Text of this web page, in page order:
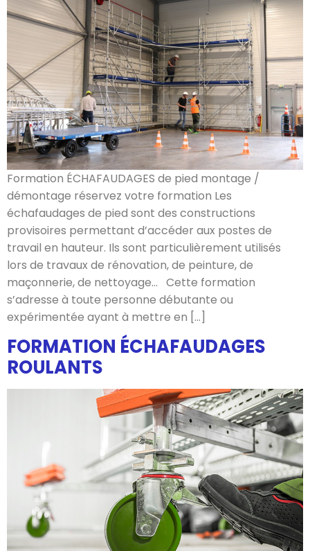
Formation ÉCHAFAUDAGES de pied montage /
démontage réservez votre formation Les
échafaudages de pied sont des constructions
provisoires permettant d’accéder aux postes de
travail en hauteur. Ils sont particulièrement utilisés
lors de travaux de rénovation, de peinture, de
maçonnerie, de nettoyage… Cette formation
s’adresse à toute personne débutante ou
expérimentée ayant à mettre en […]
FORMATION ÉCHAFAUDAGES
ROULANTS